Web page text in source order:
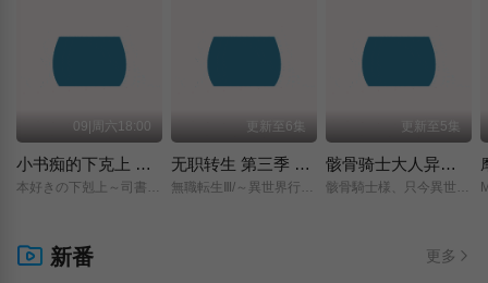
09|周六18:00
小书痴的下克上 〜为了成为图书管理员而不择手段〜 领主的养女
本好きの下剋上～司書になるためには手段を選んでいられません～/領主の養女/
更新至6集
无职转生 第三季 ～到了异世界就拿出真本事～
無職転生Ⅲ/～異世界行ったら本気だす～/
更新至5集
骸骨骑士大人异世界冒险中 第二季
骸骨騎士様、只今異世界へお出掛け中Ⅱ/
新番 更多